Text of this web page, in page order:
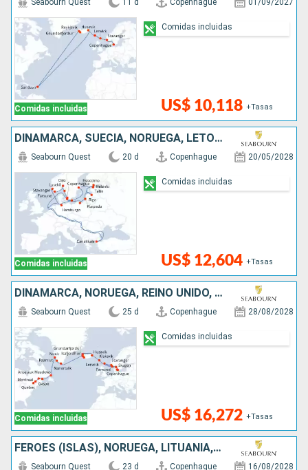
Comidas incluidas
Seabourn Quest 11 d Copenhague 01/09/2027
US$ 10,118 +Tasas
Comidas incluidas
DINAMARCA, SUECIA, NORUEGA, LETONIA, ESTONIA, TURQUÍA, ALEMANIA, POLONIA, FINLANDIA, LITUANIA
Comidas incluidas
Seabourn Quest 20 d Copenhague 20/05/2028
US$ 12,604 +Tasas
Comidas incluidas
DINAMARCA, NORUEGA, REINO UNIDO, FÉROES (ISLAS), ISLANDIA, GROENLANDIA, CANADÁ
Comidas incluidas
Seabourn Quest 25 d Copenhague 28/08/2028
US$ 16,272 +Tasas
Comidas incluidas
FÉROES (ISLAS), NORUEGA, LITUANIA, DINAMARCA, SUECIA, ISLANDIA, LETONIA, TURQUÍA, ESTONIA, REINO UNIDO, POLONIA, FINLANDIA
Seabourn Quest 23 d Copenhague 16/08/2028